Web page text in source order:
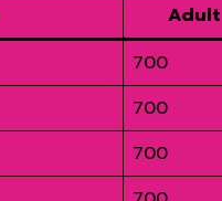
Adult
700
700
700